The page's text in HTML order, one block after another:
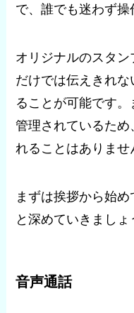
で、誰でも迷わず操
オリジナルのスタ
だけでは伝えきれ
ることが可能です
管理されているた
れることはありませ
まずは挨拶から始
と深めていきましょ
音声通話